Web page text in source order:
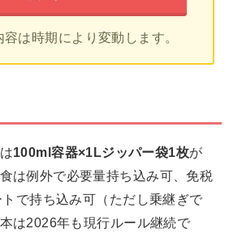
は時期により変動します。
100ml容器×1Lジッパー袋1枚が
は例外で必要量持ち込み可、免税
で持ち込み可（ただし乗継ぎで
は2026年も現行ルール継続で